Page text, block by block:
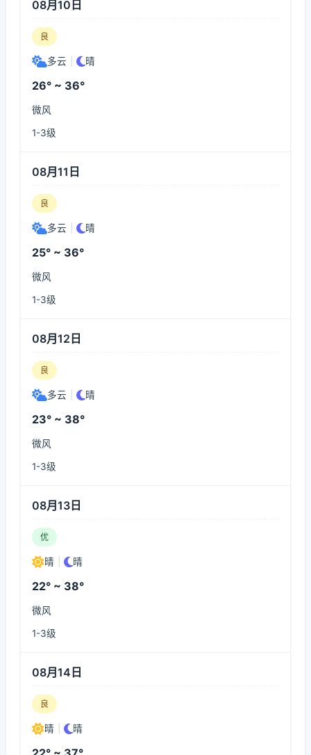
08月10日
良
多云 晴
26° ~ 36°
微风
1-3级
08月11日
良
多云 晴
25° ~ 36°
微风
1-3级
08月12日
良
多云 晴
23° ~ 38°
微风
1-3级
08月13日
优
晴 晴
22° ~ 38°
微风
1-3级
08月14日
良
晴 晴